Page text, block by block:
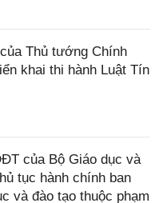
Thủ tướng Chính
khai thi hành Luật Tín
của Bộ Giáo dục và
tục hành chính ban
và đào tạo thuộc phạm